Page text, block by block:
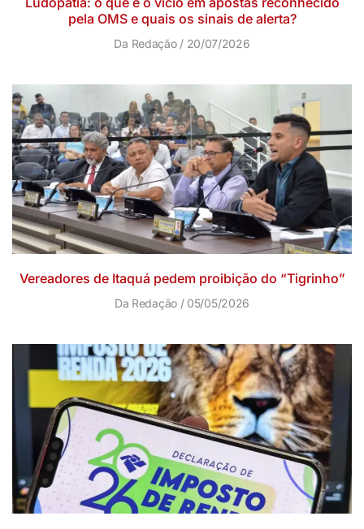
pela OMS e quais os sinais de alerta?
Da Redação 20/07/2026
Vereadores de Itaquá pedem proibição do “Tigrinho”
Da Redação 05/05/2026